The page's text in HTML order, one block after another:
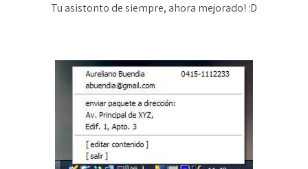
Tu asistonto de siempre, ahora mejorado! :D